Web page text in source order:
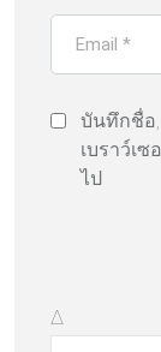
บันทึกชื่อ
เบราว์เ
ไป
Δ